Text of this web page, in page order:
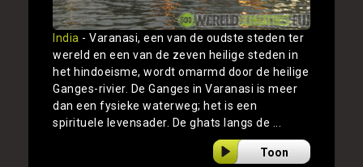
India - Varanasi, een van de oudste steden ter
wereld en een van de zeven heilige steden in
het hindoeisme, wordt omarmd door de heilige
Ganges-rivier. De Ganges in Varanasi is meer
dan een fysieke waterweg; het is een
spirituele levensader. De ghats langs de ...
Toon